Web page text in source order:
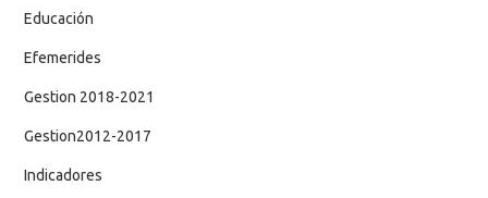
Educación
Efemerides
Gestion 2018-2021
Gestion2012-2017
Indicadores